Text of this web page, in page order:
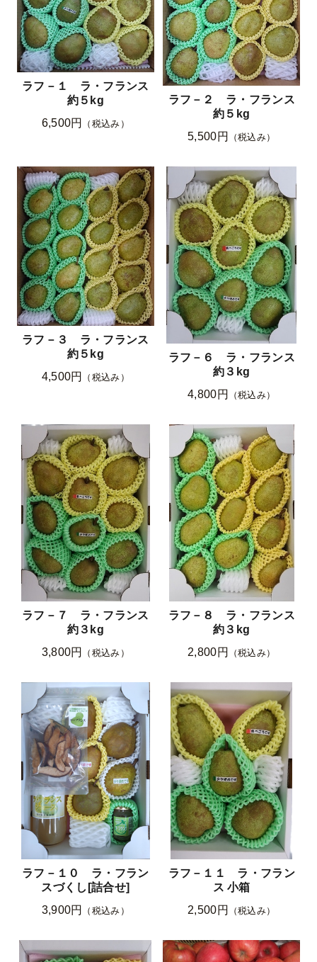
ラフ－１ ラ・フランス
約５kg
6,500円
（税込み）
ラフ－２ ラ・フランス
約５kg
5,500円
（税込み）
ラフ－３ ラ・フランス
約５kg
4,500円
（税込み）
ラフ－６ ラ・フランス
約３kg
4,800円
（税込み）
ラフ－７ ラ・フランス
約３kg
3,800円
（税込み）
ラフ－８ ラ・フランス
約３kg
2,800円
（税込み）
ラフ－１０ ラ・フラン
スづくし[詰合せ]
3,900円
（税込み）
ラフ－１１ ラ・フラン
ス 小箱
2,500円
（税込み）